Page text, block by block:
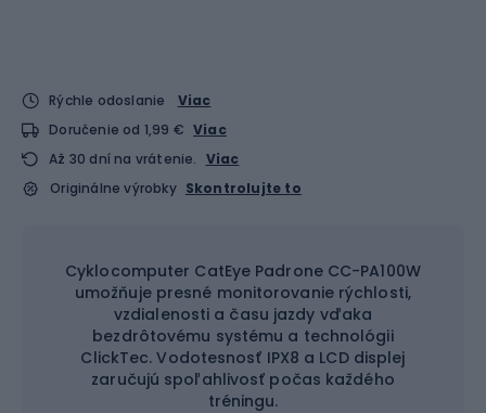
Rýchle odoslanie
Viac
Doručenie od 1,99 € Viac
Až 30 dní na vrátenie. Viac
Originálne výrobky Skontrolujte to
Cyklocomputer CatEye Padrone CC-PA100W
umožňuje presné monitorovanie rýchlosti,
vzdialenosti a času jazdy vďaka
bezdrôtovému systému a technológii
ClickTec. Vodotesnosť IPX8 a LCD displej
zaručujú spoľahlivosť počas každého
tréningu.